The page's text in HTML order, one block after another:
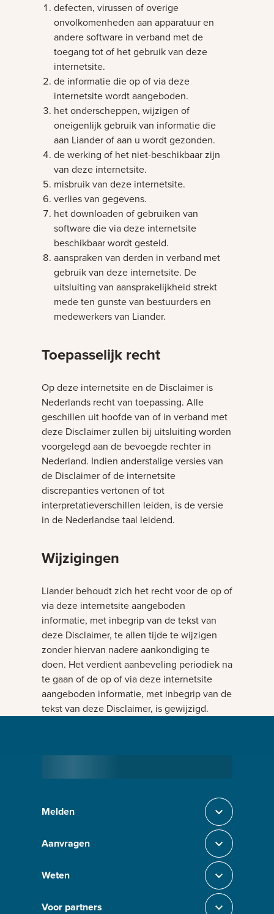
defecten, virussen of overige
onvolkomenheden aan apparatuur en
andere software in verband met de
toegang tot of het gebruik van deze
internetsite.
de informatie die op of via deze
internetsite wordt aangeboden.
het onderscheppen, wijzigen of
oneigenlijk gebruik van informatie die
aan Liander of aan u wordt gezonden.
de werking of het niet-beschikbaar zijn
van deze internetsite.
misbruik van deze internetsite.
verlies van gegevens.
het downloaden of gebruiken van
software die via deze internetsite
beschikbaar wordt gesteld.
aanspraken van derden in verband met
gebruik van deze internetsite. De
uitsluiting van aansprakelijkheid strekt
mede ten gunste van bestuurders en
medewerkers van Liander.
Toepasselijk recht
Op deze internetsite en de Disclaimer is
Nederlands recht van toepassing. Alle
geschillen uit hoofde van of in verband met
deze Disclaimer zullen bij uitsluiting worden
voorgelegd aan de bevoegde rechter in
Nederland. Indien anderstalige versies van
de Disclaimer of de internetsite
discrepanties vertonen of tot
interpretatieverschillen leiden, is de versie
in de Nederlandse taal leidend.
Wijzigingen
Liander behoudt zich het recht voor de op of
via deze internetsite aangeboden
informatie, met inbegrip van de tekst van
deze Disclaimer, te allen tijde te wijzigen
zonder hiervan nadere aankondiging te
doen. Het verdient aanbeveling periodiek na
te gaan of de op of via deze internetsite
aangeboden informatie, met inbegrip van de
tekst van deze Disclaimer, is gewijzigd.
Melden Sluit section-0
Aanvragen Sluit section-1
Weten Sluit section-2
Voor partners Sluit section-3